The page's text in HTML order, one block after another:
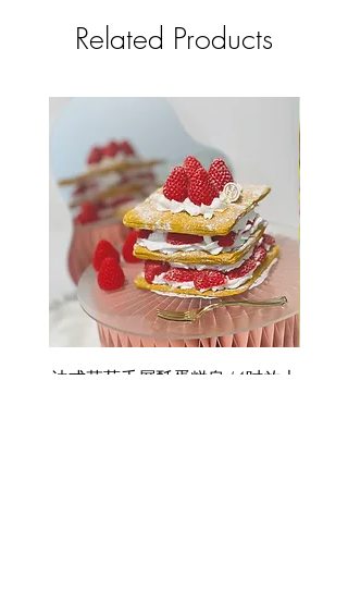
Related Products
法式草莓千層酥蛋糕皂 (4吋放大